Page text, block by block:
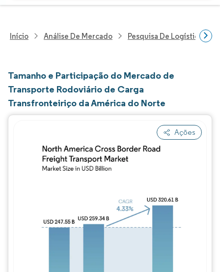
Início Análise De Mercado Pesquisa De Logística
Tamanho e Participação do Mercado de
Transporte Rodoviário de Carga
Transfronteiriço da América do Norte
Ações